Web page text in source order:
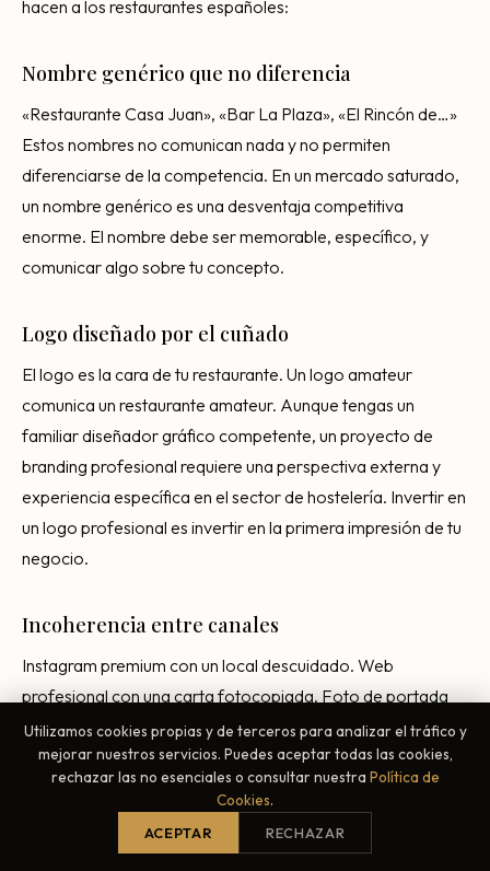
hacen a los restaurantes españoles:
Nombre genérico que no diferencia
«Restaurante Casa Juan», «Bar La Plaza», «El Rincón de…»
Estos nombres no comunican nada y no permiten
diferenciarse de la competencia. En un mercado saturado,
un nombre genérico es una desventaja competitiva
enorme. El nombre debe ser memorable, específico, y
comunicar algo sobre tu concepto.
Logo diseñado por el cuñado
El logo es la cara de tu restaurante. Un logo amateur
comunica un restaurante amateur. Aunque tengas un
familiar diseñador gráfico competente, un proyecto de
branding profesional requiere una perspectiva externa y
experiencia específica en el sector de hostelería. Invertir en
un logo profesional es invertir en la primera impresión de tu
negocio.
Incoherencia entre canales
Instagram premium con un local descuidado. Web
profesional con una carta fotocopiada. Foto de portada
cuidada con reseñas de Google sin responder. La
incoherencia destruye la confianza del cliente. Si comunicas
calidad en un canal, debe estar presente en todos.
Copiar la marca de otro restaurante exitoso
Utilizamos cookies propias y de terceros para analizar el tráfico y
mejorar nuestros servicios. Puedes aceptar todas las cookies,
rechazar las no esenciales o consultar nuestra Política de
Cookies.
ACEPTAR RECHAZAR